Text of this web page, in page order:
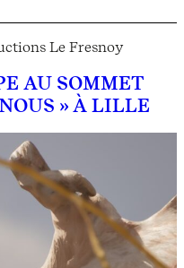
Le Fresnoy
AU SOMMET
» À LILLE